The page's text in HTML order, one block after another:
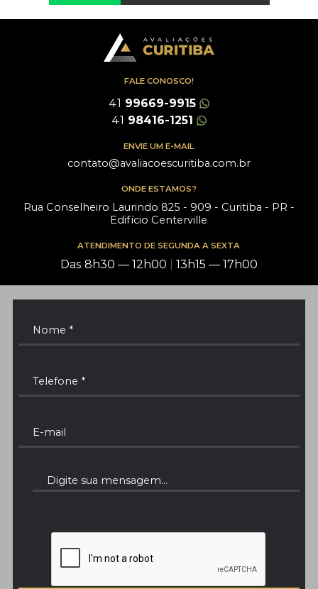
ENVIE UM E-MAIL
contato@avaliacoescuritiba.com.br
ONDE ESTAMOS?
Rua Conselheiro Laurindo 825 - 909 - Curitiba - PR -
Edifício Centerville
FALE CONOSCO!
41 99669-9915
41 98416-1251
ATENDIMENTO DE SEGUNDA A SEXTA
Das 8h30 — 12h00 13h15 — 17h00